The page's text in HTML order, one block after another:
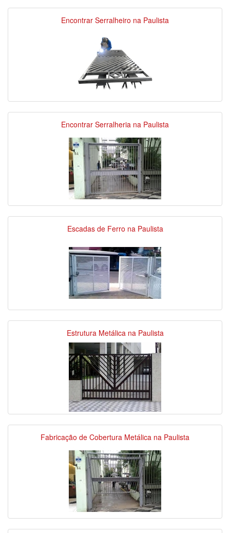
Encontrar Serralheiro na Paulista
Encontrar Serralheria na Paulista
Escadas de Ferro na Paulista
Estrutura Metálica na Paulista
Fabricação de Cobertura Metálica na Paulista